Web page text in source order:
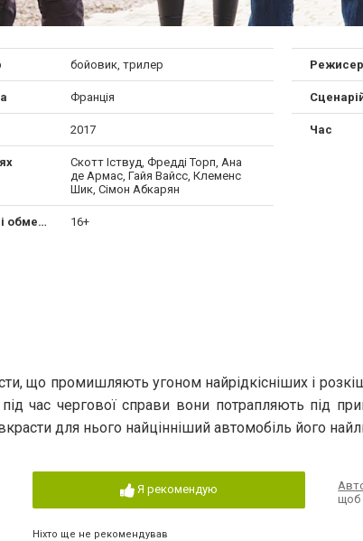
бойовик, трилер
Франція
2017
Скотт Іствуд, Фредді Торп, Ана
де Армас, Гайя Вайсс, Клеменс
Шик, Сімон Абкарян
Режисер
Час
Вікові обмеження 16+
що промишляють угоном найрідкісніших і
час чергової справи вони потрапляють під
для нього найцінніший автомобіль його
Я рекомендую
Ніхто ще не рекомендував
щоб